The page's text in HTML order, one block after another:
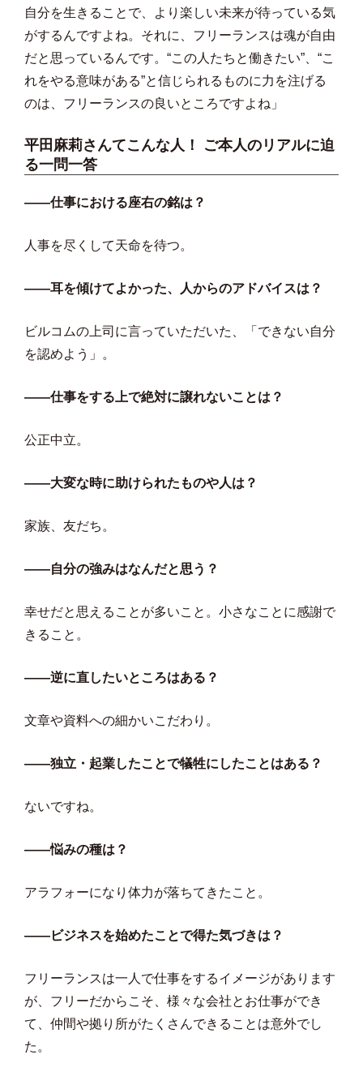
自分を生きることで、より楽しい未来が待っている気
がするんですよね。それに、フリーランスは魂が自由
だと思っているんです。“この人たちと働きたい”、“こ
れをやる意味がある”と信じられるものに力を注げる
のは、フリーランスの良いところですよね」
平田麻莉さんてこんな人！ ご本人のリアルに迫
る一問一答
――仕事における座右の銘は？
人事を尽くして天命を待つ。
――耳を傾けてよかった、人からのアドバイスは？
ビルコムの上司に言っていただいた、「できない自分
を認めよう」。
――仕事をする上で絶対に譲れないことは？
公正中立。
――大変な時に助けられたものや人は？
家族、友だち。
――自分の強みはなんだと思う？
幸せだと思えることが多いこと。小さなことに感謝で
きること。
――逆に直したいところはある？
文章や資料への細かいこだわり。
――独立・起業したことで犠牲にしたことはある？
ないですね。
――悩みの種は？
アラフォーになり体力が落ちてきたこと。
――ビジネスを始めたことで得た気づきは？
フリーランスは一人で仕事をするイメージがあります
が、フリーだからこそ、様々な会社とお仕事ができ
て、仲間や拠り所がたくさんできることは意外でし
た。